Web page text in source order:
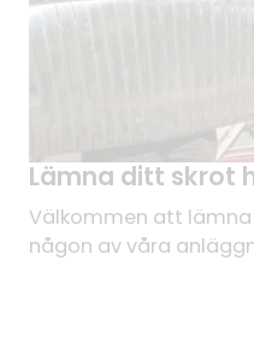
Lämna ditt skrot
Välkommen att
någon av våra